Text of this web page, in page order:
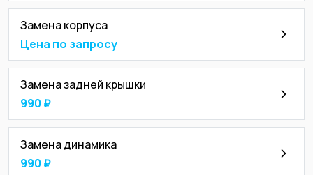
Замена корпуса
Цена по запросу
Замена задней крышки
990 ₽
Замена динамика
990 ₽